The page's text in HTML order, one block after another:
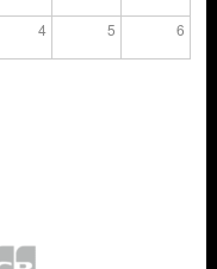
4 5 6